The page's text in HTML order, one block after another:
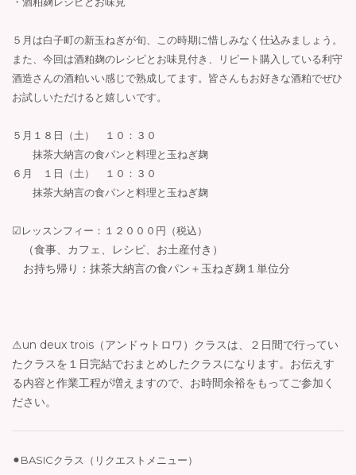
５月は白子町の新玉ねぎが旬、この時期に惜しみなく仕込みましょう。
また、今回は酒粕麹のレシピとお味見付き、リピート購入している利守
酒造さんの酒粕いい感じで熟成してます。皆さんもお好きな酒粕でぜひ
お試しいただけると嬉しいです。
５月１８日（土） １０：３０
抹茶大納言の食パンと料理と玉ねぎ麹
６月 １日（土） １０：３０
抹茶大納言の食パンと料理と玉ねぎ麹
☑︎レッスンフィー：１２０００円（税込）
（食事、カフェ、レシピ、お土産付き）
お持ち帰り：抹茶大納言の食パン＋玉ねぎ麹１単位分
⚠︎un deux trois（アンドゥトロワ）クラスは、２日間で行ってい
たクラスを１日完結でおまとめしたクラスになります。お伝えす
る内容と作業工程が増えますので、お時間余裕をもってご参加く
ださい。
⚫︎BASICクラス（リクエストメニュー）